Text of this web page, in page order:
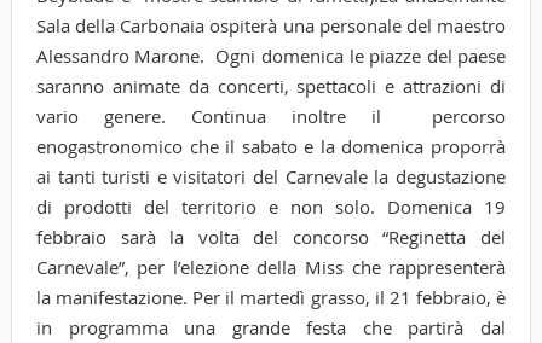
Sala della Carbonaia ospiterà una personale del maestro
Alessandro Marone. Ogni domenica le piazze del paese
saranno animate da concerti, spettacoli e attrazioni di
vario genere. Continua inoltre il percorso
enogastronomico che il sabato e la domenica proporrà
ai tanti turisti e visitatori del Carnevale la degustazione
di prodotti del territorio e non solo. Domenica 19
febbraio sarà la volta del concorso “Reginetta del
Carnevale”, per l’elezione della Miss che rappresenterà
la manifestazione. Per il martedì grasso, il 21 febbraio, è
in programma una grande festa che partirà dal